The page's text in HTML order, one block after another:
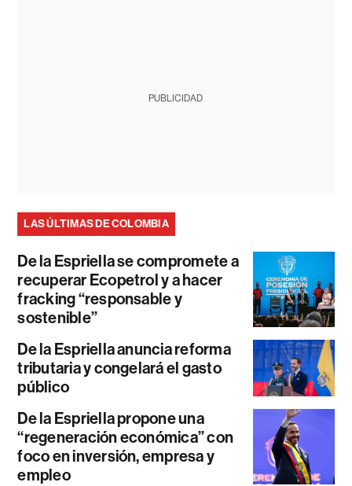
PUBLICIDAD
LAS ÚLTIMAS DE COLOMBIA
De la Espriella se compromete a
recuperar Ecopetrol y a hacer
fracking “responsable y
sostenible”
De la Espriella anuncia reforma
tributaria y congelará el gasto
público
De la Espriella propone una
“regeneración económica” con
foco en inversión, empresa y
empleo